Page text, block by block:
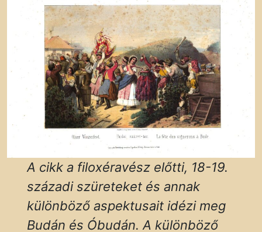
A cikk a filoxéravész előtti, 18-19.
századi szüreteket és annak
különböző aspektusait idézi meg
Budán és Óbudán. A különböző